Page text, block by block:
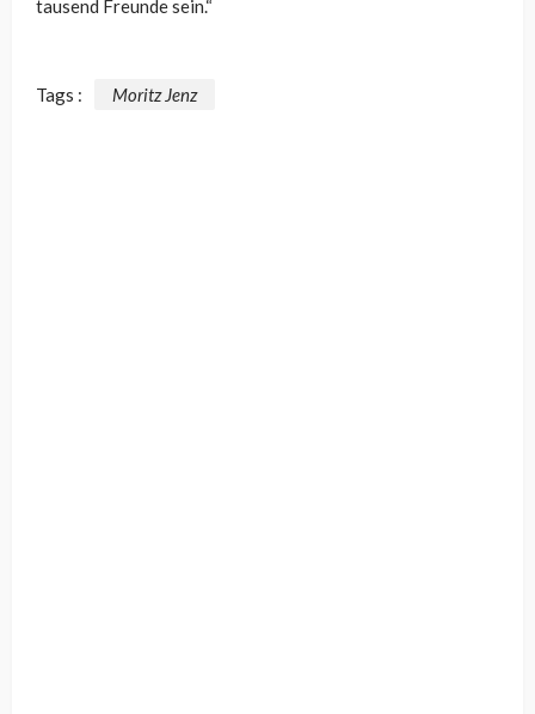
tausend Freunde sein.“
Tags : Moritz Jenz